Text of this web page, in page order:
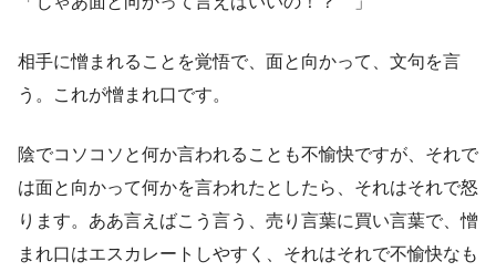
相手に憎まれることを覚悟で、面と向かって、文句を言
う。これが憎まれ口です。
陰でコソコソと何か言われることも不愉快ですが、それで
は面と向かって何かを言われたとしたら、それはそれで怒
ります。ああ言えばこう言う、売り言葉に買い言葉で、憎
まれ口はエスカレートしやすく、それはそれで不愉快なも